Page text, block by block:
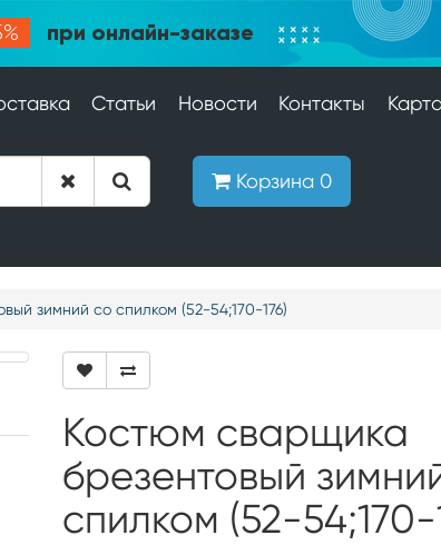
при онлайн-заказе
Статьи Новости Контакты
Корзина 0
зимний со спилком (52-54;170-176)
Костюм сварщика
брезентовый
спилком (52-54;170-